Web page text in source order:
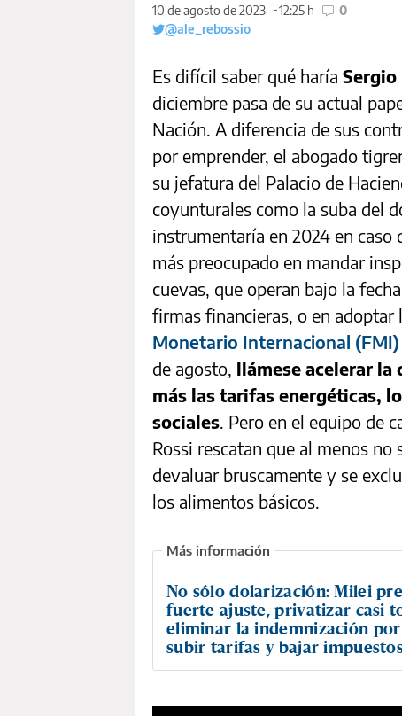
10 de agosto de 2023
12:25 h
0
@ale_rebossio
Es difícil saber qué haría Sergio
diciembre pasa de su actual
Nación. A diferencia de sus
por emprender, el abogado
su jefatura del Palacio de
coyunturales como la suba del
instrumentaría en 2024 en caso
más preocupado en mandar
cuevas, que operan bajo la
firmas financieras, o en adoptar
Monetario Internacional (FMI)
de agosto, llámese acelerar
más las tarifas energéticas,
sociales. Pero en el equipo de
Rossi rescatan que al menos
devaluar bruscamente y se
los alimentos básicos.
No sólo dolarización: Milei
fuerte ajuste, privatizar casi
eliminar la indemnización
subir tarifas y bajar